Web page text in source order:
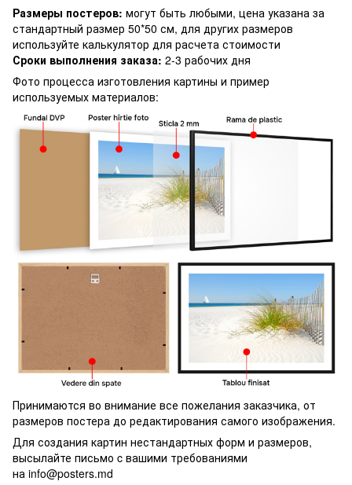
Размеры постеров: могут быть любыми, цена указана за
стандартный размер 50*50 см, для других размеров
используйте калькулятор для расчета стоимости
Сроки выполнения заказа: 2-3 рабочих дня
Фото процесса изготовления картины и пример
используемых материалов:
Принимаются во внимание все пожелания заказчика, от
размеров постера до редактирования самого изображения.
Для создания картин нестандартных форм и размеров,
высылайте письмо c вашими требованиями
на info@posters.md